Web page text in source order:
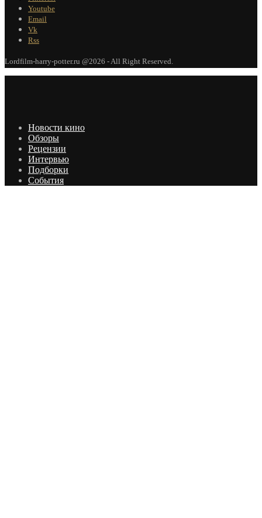
Youtube
Email
Vk
Rss
Lordfilm-harry-potter.ru @2026 - All Right Reserved.
Новости кино
Обзоры
Рецензии
Интервью
Подборки
События